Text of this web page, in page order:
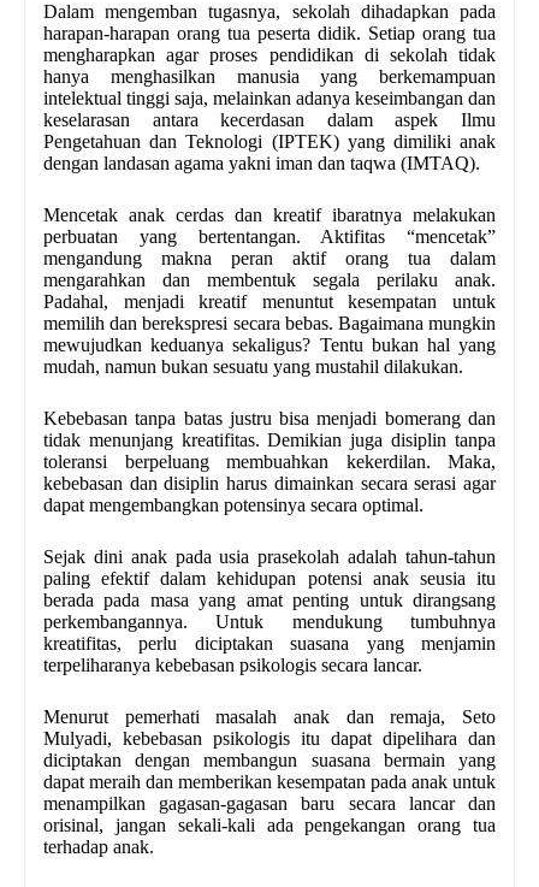
Dalam mengemban tugasnya, sekolah dihadapkan pada
harapan-harapan orang tua peserta didik. Setiap orang tua
mengharapkan agar proses pendidikan di sekolah tidak
hanya menghasilkan manusia yang berkemampuan
intelektual tinggi saja, melainkan adanya keseimbangan dan
keselarasan antara kecerdasan dalam aspek Ilmu
Pengetahuan dan Teknologi (IPTEK) yang dimiliki anak
dengan landasan agama yakni iman dan taqwa (IMTAQ).
Mencetak anak cerdas dan kreatif ibaratnya melakukan
perbuatan yang bertentangan. Aktifitas “mencetak”
mengandung makna peran aktif orang tua dalam
mengarahkan dan membentuk segala perilaku anak.
Padahal, menjadi kreatif menuntut kesempatan untuk
memilih dan berekspresi secara bebas. Bagaimana mungkin
mewujudkan keduanya sekaligus? Tentu bukan hal yang
mudah, namun bukan sesuatu yang mustahil dilakukan.
Kebebasan tanpa batas justru bisa menjadi bomerang dan
tidak menunjang kreatifitas. Demikian juga disiplin tanpa
toleransi berpeluang membuahkan kekerdilan. Maka,
kebebasan dan disiplin harus dimainkan secara serasi agar
dapat mengembangkan potensinya secara optimal.
Sejak dini anak pada usia prasekolah adalah tahun-tahun
paling efektif dalam kehidupan potensi anak seusia itu
berada pada masa yang amat penting untuk dirangsang
perkembangannya. Untuk mendukung tumbuhnya
kreatifitas, perlu diciptakan suasana yang menjamin
terpeliharanya kebebasan psikologis secara lancar.
Menurut pemerhati masalah anak dan remaja, Seto
Mulyadi, kebebasan psikologis itu dapat dipelihara dan
diciptakan dengan membangun suasana bermain yang
dapat meraih dan memberikan kesempatan pada anak untuk
menampilkan gagasan-gagasan baru secara lancar dan
orisinal, jangan sekali-kali ada pengekangan orang tua
terhadap anak.